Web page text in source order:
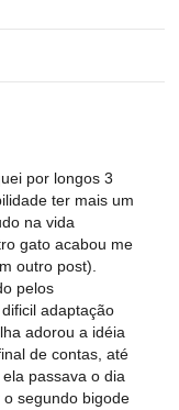
por longos 3
ter mais um
na vida
gato acabou me
outro post).
pelos
adaptação
adorou a idéia
de contas, até
passava o dia
o segundo bigode